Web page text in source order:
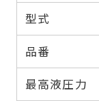
型式
品番
最高液圧力